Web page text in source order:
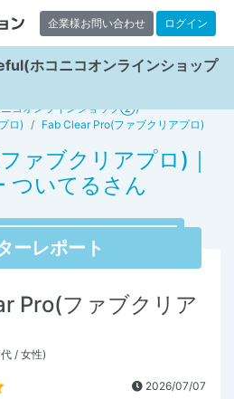
企業様お問い合わせ ログイン
ホコニコオンラインショップ
コオンラインショップ②)
ロ)
Fab Clear Pro(ファブクリアプロ)
ァブクリアプロ)｜
ついてるさん
ーレポート
Pro(ファブクリア
/ 女性)
2026/07/07